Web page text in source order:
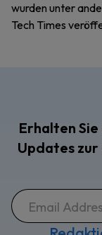
wurden unter
Tech Times
Erhalten
Updates